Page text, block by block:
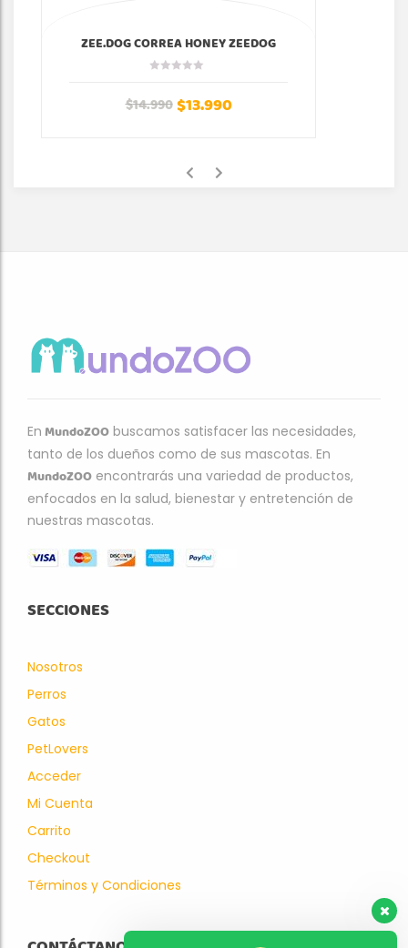
ZEE.DOG CORREA HONEY ZEEDOG
$14.990$13.990
En MundoZOO buscamos satisfacer las necesidades,
tanto de los dueños como de sus mascotas. En
MundoZOO encontrarás una variedad de productos,
enfocados en la salud, bienestar y entretención de
nuestras mascotas.
SECCIONES
Nosotros
Perros
Gatos
PetLovers
Acceder
Mi Cuenta
Carrito
Checkout
Términos y Condiciones